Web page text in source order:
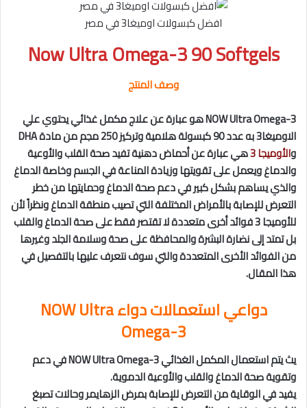
افضل كبسولات اوميغا3 في مصر
Now Ultra Omega-3 90 Softgels
وصف المنتج
NOW Ultra Omega-3 هو عبارة عن علاج مكمل غذائي يحتوي علي
الاوميغا3 به عدد 90 كبسولة هلامية وتركيز 250 مجم من مادة DHA
والأوميجا 3 هي عبارة عن أحماض دهنية تفيد صحة القلب والأوعية
والدماغ ويعمل على تقويتها وزيادة المناعة في الجسم وخاصة الدماغ
والذي يساهم بشكل كبير في دعم صحة الدماغ وحمايتها من خطر
التعرض للإصابة بالأمراض المختلفة التي تصيب منطقة الدماغ ونظراً لأن
للأوميجا 3 فوائد أخرى متعددة لا تقتصر فقط على صحة الدماغ والقلب
بل تمتد إلى نضارة البشرة والمحافظة على صحة وسلامة الجلد وغيرها
من الفوائد الأخرى المتعددة والتي سوف نتعرف عليها بالتفصيل في
هذا المقال.
دواعي استعمالات دواء NOW Ultra
Omega-3
يث يتم استعمال المكمل الغذائي NOW Ultra Omega-3 في دعم
وتقوية صحة الدماغ والقلب والأوعية الدموية.
يفيد في الوقاية من التعرض للإصابة بمرض الزهايمر وحالات تصبغ